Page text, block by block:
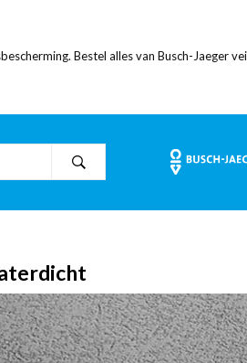
Bestel alles van Busch-Jaeger